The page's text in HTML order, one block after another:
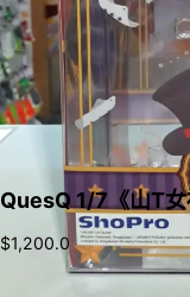
QuesQ 1/7《山T
$1,200.0